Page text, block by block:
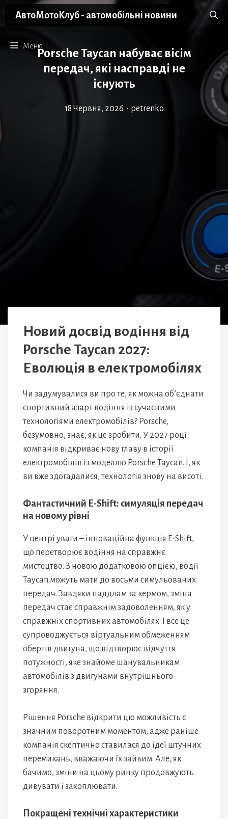
АвтоМотоКлуб - автомобільні новини
Меню
Porsche Taycan набуває вісім
передач, які насправді не
існують
18 Червня, 2026 • petrenko
Новий досвід водіння від
Porsche Taycan 2027:
Еволюція в електромобілях
Чи задумувалися ви про те, як можна об’єднати
спортивний азарт водіння із сучасними
технологіями електромобілів? Porsche,
безумовно, знає, як це зробити. У 2027 році
компанія відкриває нову главу в історії
електромобілів із моделлю Porsche Taycan. І, як
ви вже здогадалися, технологія знову на висоті.
Фантастичний E-Shift: симуляція передач
на новому рівні
У центрі уваги – інноваційна функція E-Shift,
що перетворює водіння на справжнє
мистецтво. З новою додатковою опцією, водії
Taycan можуть мати до восьми симульованих
передач. Завдяки паддлам за кермом, зміна
передач стає справжнім задоволенням, як у
справжніх спортивних автомобілях. І все це
супроводжується віртуальним обмеженням
обертів двигуна, що відтворює відчуття
потужності, яке знайоме шанувальникам
автомобілів з двигунами внутрішнього
згоряння.
Рішення Porsche відкрити цю можливість є
значним поворотним моментом, адже раніше
компанія скептично ставилася до ідеї штучних
перемикань, вважаючи їх зайвим. Але, як
бачимо, зміни на цьому ринку продовжують
дивувати і захоплювати.
Покращені технічні характеристики